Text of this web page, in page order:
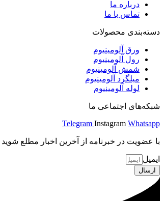
درباره ما
تماس با ما
دسته‌بندی محصولات
ورق آلومینیوم
رول آلومینیوم
شمش آلومینیوم
میلگرد آلومینیوم
لوله آلومینیوم
شبکه‌های اجتماعی ما
Telegram Instagram Whatsapp
با عضویت در خبرنامه از آخرین اخبار مطلع شوید
ایمیل
ارسال